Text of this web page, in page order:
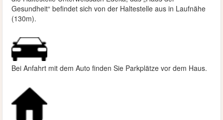
Gesundheit“ befindet sich von der Haltestelle aus in Laufnähe
(130m).
Bei Anfahrt mit dem Auto finden Sie Parkplätze vor dem Haus.